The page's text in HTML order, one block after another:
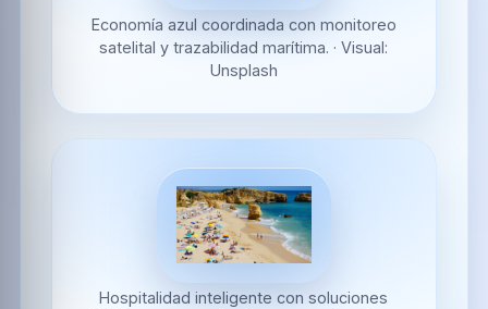
Economía azul coordinada con monitoreo
satelital y trazabilidad marítima. ·Visual:
Unsplash
Hospitalidad inteligente con soluciones